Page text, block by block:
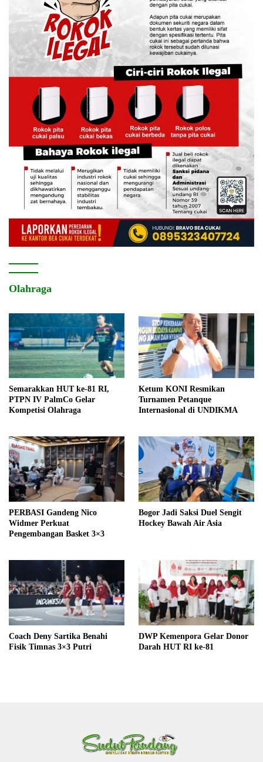
Olahraga
Semarakkan HUT ke-81 RI,
PTPN IV PalmCo Gelar
Kompetisi Olahraga
Ketum KONI Resmikan
Turnamen Petanque
Internasional di UNDIKMA
PERBASI Gandeng Nico
Widmer Perkuat
Pengembangan Basket 3×3
Bogor Jadi Saksi Duel Sengit
Hockey Bawah Air Asia
Coach Deny Sartika Benahi
Fisik Timnas 3×3 Putri
DWP Kemenpora Gelar Donor
Darah HUT RI ke-81